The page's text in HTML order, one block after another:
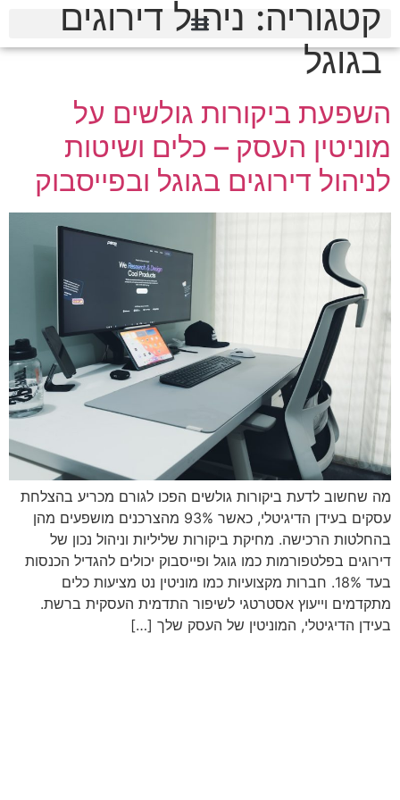
קטגוריה: ניהול דירוגים
בגוגל
השפעת ביקורות גולשים על
מוניטין העסק – כלים ושיטות
לניהול דירוגים בגוגל ובפייסבוק
מה שחשוב לדעת ביקורות גולשים הפכו לגורם מכריע בהצלחת
עסקים בעידן הדיגיטלי, כאשר 93% מהצרכנים מושפעים מהן
בהחלטות הרכישה. מחיקת ביקורות שליליות וניהול נכון של
דירוגים בפלטפורמות כמו גוגל ופייסבוק יכולים להגדיל הכנסות
בעד 18%. חברות מקצועיות כמו מוניטין נט מציעות כלים
מתקדמים וייעוץ אסטרטגי לשיפור התדמית העסקית ברשת.
בעידן הדיגיטלי, המוניטין של העסק שלך […]